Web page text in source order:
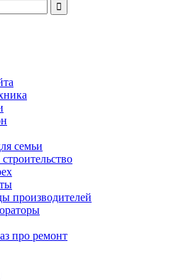
семьи
производителей
про ремонт